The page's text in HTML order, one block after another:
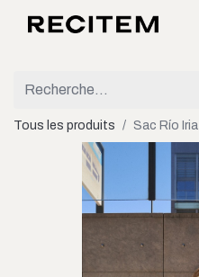
Tous les produits Sac Río Iria